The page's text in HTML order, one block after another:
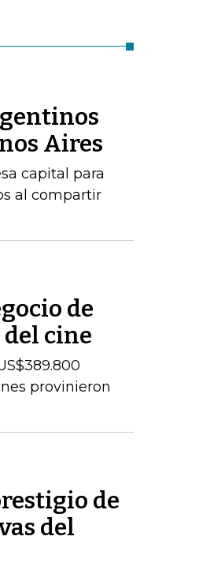
Aires
capital para
al compartir
de
cine
provinieron
de
del